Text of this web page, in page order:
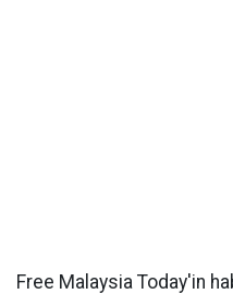
Free Malaysia Today'in